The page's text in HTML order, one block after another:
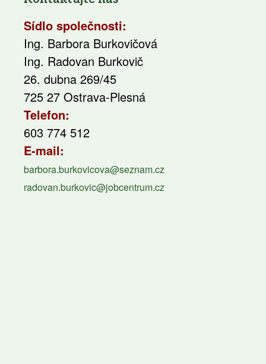
Sídlo společnosti:
Ing. Barbora Burkovičová
Ing. Radovan Burkovič
26. dubna 269/45
725 27 Ostrava-Plesná
Telefon:
603 774 512
E-mail:
barbora.burkovicova@seznam.cz
radovan.burkovic@jobcentrum.cz